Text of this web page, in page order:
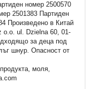
номер 2500570
2501383 Партиден
Произведено в Китай
o.o. ul. Dzielna 60, 01-
за деца под
шнур. Опасност от
моля,